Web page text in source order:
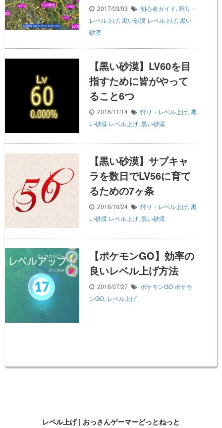
2017/03/03 初心者ガイド, 狩り・
レベル上げ, 黒い砂漠 レベル上げ, 黒い
砂漠
【黒い砂漠】LV60を目
指すために皆がやって
ること6つ
2016/11/14 狩り・レベル上げ, 黒
い砂漠 レベル上げ, 黒い砂漠
【黒い砂漠】サブキャ
ラを数日でLV56に育て
るための7ヶ条
2016/10/24 狩り・レベル上げ, 黒
い砂漠 レベル上げ, 黒い砂漠
【ポケモンGO】効率の
良いレベル上げ方法
2016/07/27 ポケモンGO ポケモ
ンGO, レベル上げ
レベル上げ | おっさんゲーマーどっとねっと